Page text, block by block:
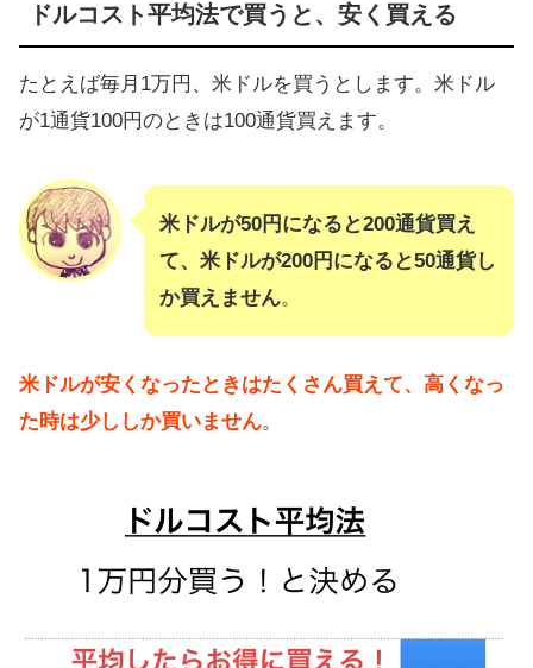
ドルコスト平均法で買うと、安く買える
たとえば毎月1万円、米ドルを買うとします。米ドル
が1通貨100円のときは100通貨買えます。
米ドルが50円になると200通貨買え
て、米ドルが200円になると50通貨し
か買えません。
米ドルが安くなったときはたくさん買えて、高くなっ
た時は少ししか買いません。